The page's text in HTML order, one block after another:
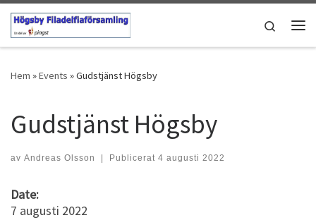
Hoppa till innehåll
Search
Hem »Events »Gudstjänst Högsby
Gudstjänst Högsby
av Andreas Olsson | Publicerat 4 augusti 2022
Date:
7 augusti 2022